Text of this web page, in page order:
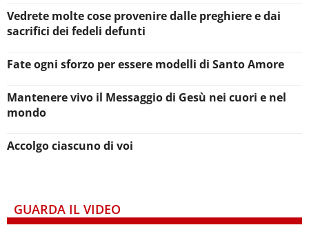
Vedrete molte cose provenire dalle preghiere e dai
sacrifici dei fedeli defunti
Fate ogni sforzo per essere modelli di Santo Amore
Mantenere vivo il Messaggio di Gesù nei cuori e nel
mondo
Accolgo ciascuno di voi
GUARDA IL VIDEO